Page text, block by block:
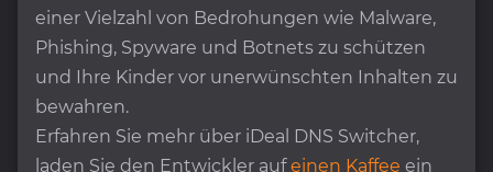
einer Vielzahl von Bedrohungen wie Malware,
Phishing, Spyware und Botnets zu schützen
und Ihre Kinder vor unerwünschten Inhalten zu
bewahren.
Erfahren Sie mehr über iDeal DNS Switcher,
laden Sie den Entwickler aufeinen Kaffee ein